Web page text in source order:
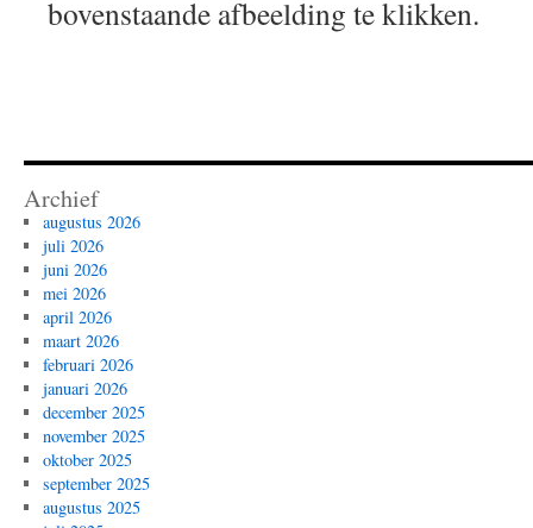
bovenstaande afbeelding te klikken.
Archief
augustus 2026
juli 2026
juni 2026
mei 2026
april 2026
maart 2026
februari 2026
januari 2026
december 2025
november 2025
oktober 2025
september 2025
augustus 2025